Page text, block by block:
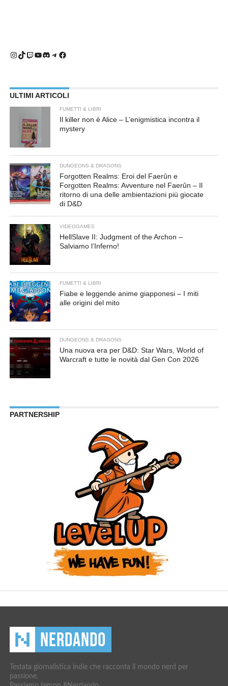
Instagram
TikTok
Twitch
YouTube
Discord
Telegram
Facebook
ULTIMI ARTICOLI
FUMETTI & LIBRI
Il killer non è Alice – L’enigmistica incontra il
mystery
DUNGEONS & DRAGONS
Forgotten Realms: Eroi del Faerûn e
Forgotten Realms: Avventure nel Faerûn – Il
ritorno di una delle ambientazioni più giocate
di D&D
VIDEOGAMES
HellSlave II: Judgment of the Archon –
Salviamo l’Inferno!
FUMETTI & LIBRI
Fiabe e leggende anime giapponesi – I miti
alle origini del mito
DUNGEONS & DRAGONS
Una nuova era per D&D: Star Wars, World of
Warcraft e tutte le novità dal Gen Con 2026
PARTNERSHIP
Testata giornalistica indie che racconta il mondo nerd per
passione.